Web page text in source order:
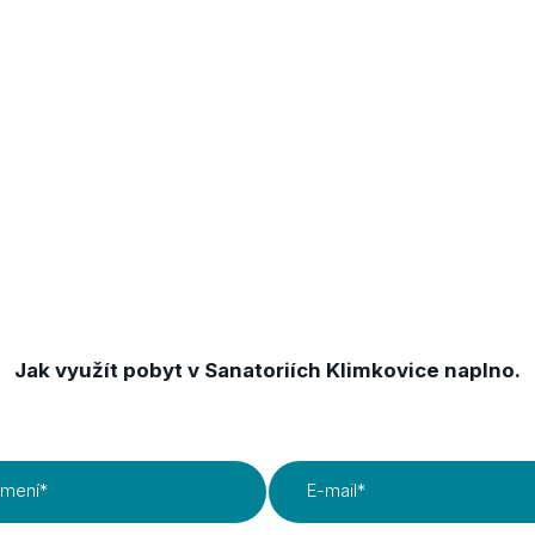
Jak využít pobyt v Sanatoriích Klimkovice naplno.
* E-mail*